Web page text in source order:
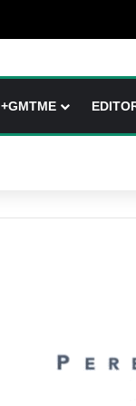
latérale)
+GMTME